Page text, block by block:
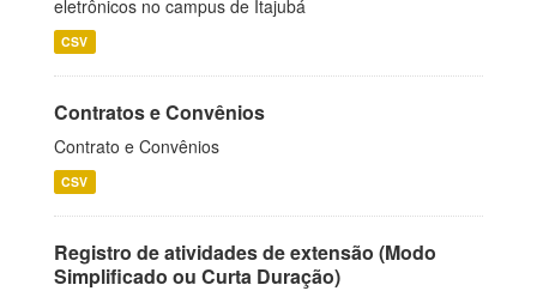
eletrônicos no campus de Itajubá
CSV
Contratos e Convênios
Contrato e Convênios
CSV
Registro de atividades de extensão (Modo
Simplificado ou Curta Duração)